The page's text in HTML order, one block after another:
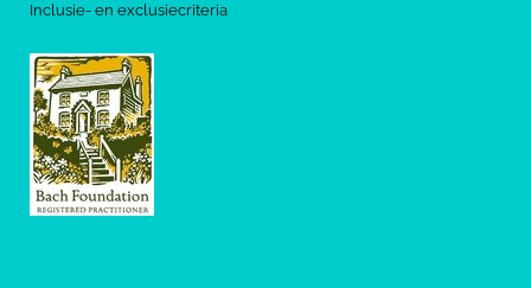
Inclusie- en exclusiecriteria